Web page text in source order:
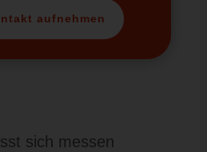
aufnehmen
sich messen